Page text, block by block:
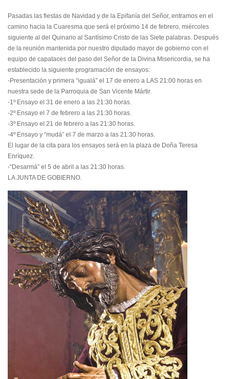
Pasadas las fiestas de Navidad y de la Epifanía del Señor, entramos en el
camino hacia la Cuaresma que será el próximo 14 de febrero, miércoles
siguiente al del Quinario al Santísimo Cristo de las Siete palabras. Después
de la reunión mantenida por nuestro diputado mayor de gobierno con el
equipo de capataces del paso del Señor de la Divina Misericordia, se ha
establecido la siguiente programación de ensayos:
-Presentación y primera “igualá” el 17 de enero a LAS 21:00 horas en
nuestra sede de la Parroquia de San Vicente Mártir.
-1º Ensayo el 31 de enero a las 21:30 horas.
-2º Ensayo el 7 de febrero a las 21:30 horas.
-3º Ensayo el 21 de febrero a las 21:30 horas.
-4º Ensayo y “mudá” el 7 de marzo a las 21:30 horas.
El lugar de la cita para los ensayos será en la plaza de Doña Teresa
Enríquez.
-“Desarmá” el 5 de abril a las 21:30 horas.
LA JUNTA DE GOBIERNO.